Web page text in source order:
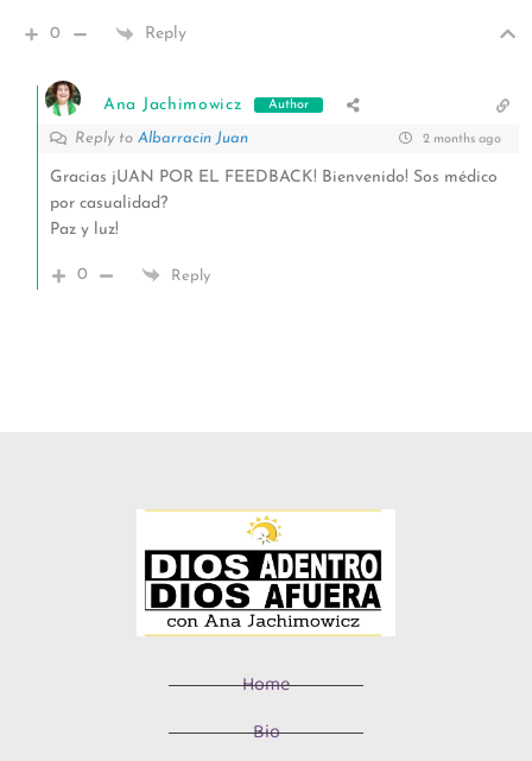
0 Reply
Ana Jachimowicz Author
Reply to Albarracin Juan 2 months ago
Gracias jUAN POR EL FEEDBACK! Bienvenido! Sos médico
por casualidad?
Paz y luz!
0 Reply
Home
Bio